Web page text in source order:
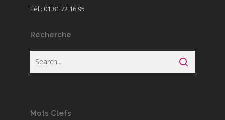
Tél : 01 81 72 16 95
Recherche
Mots Clefs